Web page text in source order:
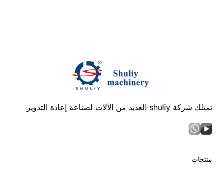
تمتلك شركة shuliy العديد من الآلات لصناعة إعادة التدوير
منتجات